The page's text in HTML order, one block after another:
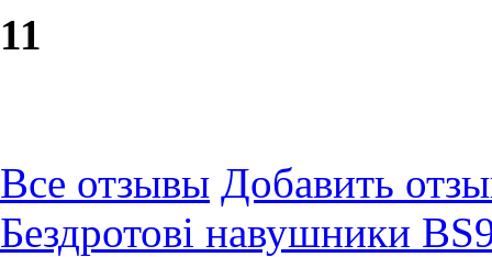
11
Все отзывы Добавить
Бездротові навушники